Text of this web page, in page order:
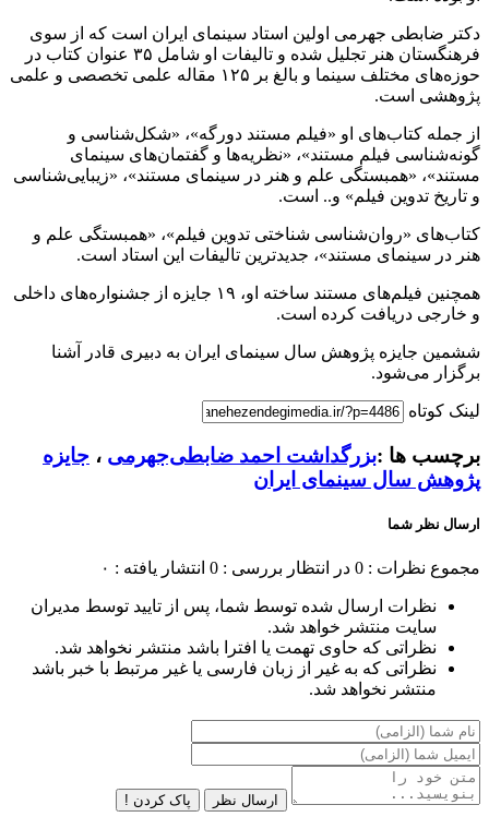
دکتر ضابطی جهرمی اولین استاد سینمای ایران است که از سوی
فرهنگستان هنر تجلیل شده و تالیفات او شامل ۳۵ عنوان کتاب در
حوزه‌های مختلف سینما و بالغ بر ۱۲۵ مقاله علمی تخصصی و علمی
پژوهشی است.
از جمله کتاب‌های او «فیلم مستند دورگه»، «شکل‌شناسی و
گونه‌شناسی فیلم مستند»، «نظریه‌ها و گفتمان‌های سینمای
مستند»، «همبستگی علم و هنر در سینمای مستند»، «زیبایی‌شناسی
و تاریخ تدوین فیلم» و.‌.‌ است.
کتاب‌های «روان‌شناسی شناختی تدوین فیلم»، «همبستگی علم و
هنر در سینمای مستند»، جدیدترین تالیفات این استاد است.
همچنین فیلم‌های مستند ساخته او، ۱۹ جایزه از جشنواره‌های داخلی
و خارجی دریافت کرده است.
ششمین جایزه پژوهش سال سینمای ایران به دبیری قادر آشنا
برگزار می‌شود.
لینک کوتاه
برچسب ها :بزرگداشت احمد ضابطی‌جهرمی ، جایزه
پژوهش سال سینمای ایران
ارسال نظر شما
مجموع نظرات : 0 در انتظار بررسی : 0 انتشار یافته : ۰
نظرات ارسال شده توسط شما، پس از تایید توسط مدیران
سایت منتشر خواهد شد.
نظراتی که حاوی تهمت یا افترا باشد منتشر نخواهد شد.
نظراتی که به غیر از زبان فارسی یا غیر مرتبط با خبر باشد
منتشر نخواهد شد.
ارسال نظر پاک کردن !